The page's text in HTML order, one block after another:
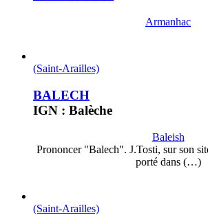
Armanhac
(Saint-Arailles)
BALECH
IGN : Balèche
Baleish
Prononcer "Balech". J.Tosti, sur son
porté dans (…)
(Saint-Arailles)